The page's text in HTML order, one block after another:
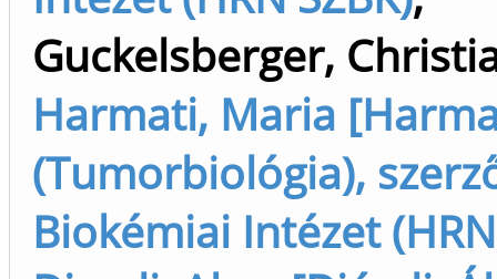
Guckelsberger,
Harmati, Maria
(Tumorbiológia),
Biokémiai Intézet